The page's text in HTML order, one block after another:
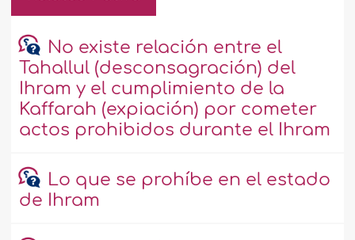
No existe relación entre el
Tahallul (desconsagración) del
Ihram y el cumplimiento de la
Kaffarah (expiación) por cometer
actos prohibidos durante el Ihram
Lo que se prohíbe en el estado
de Ihram